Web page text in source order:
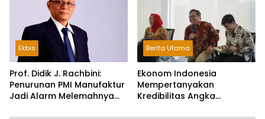
Ekbis
Prof. Didik J. Rachbini:
Penurunan PMI Manufaktur
Jadi Alarm Melemahnya
Berita Utama
Ekonom Indonesia
Mempertanyakan
Kredibilitas Angka